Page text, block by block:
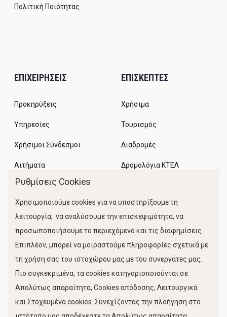
Πολιτική Ποιότητας
ΕΠΙΧΕΙΡΗΣΕΙΣ
Προκηρύξεις
Υπηρεσίες
Χρήσιμοι Σύνδεσμοι
Αιτήματα
ΕΠΙΣΚΕΠΤΕΣ
Χρήσιμα
Τουρισμός
Διαδρομές
Δρομολόγια ΚΤΕΛ
Κίνηση Λιμένος
FOLLOW US
Ρυθμίσεις Cookies
Χρησιμοποιούμε cookies για να υποστηρίξουμε τη
λειτουργία, να αναλύσουμε την επισκεψιμότητα, να
προσωποποιήσουμε το περιεχόμενο και τις διαφημίσεις.
Επιπλέον, μπορεί να μοιραστούμε πληροφορίες σχετικά με
τη χρήση σας του ιστοχώρου μας με του συνεργάτες μας.
Πιο συγκεκριμένα, τα cookies κατηγοριοποιούνται σε
Απολύτως απαραίτητα, Cookies απόδοσης, Λειτουργικά
και Στοχευμένα cookies. Συνεχίζοντας την πλοήγηση στο